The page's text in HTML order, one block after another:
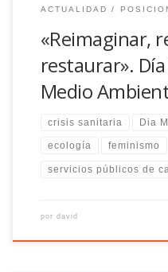
ACTUALIDAD
«Reimaginar,
restaurar».
Medio
crisis sanitaria Dia
ecología feminismo
servicios públicos de
por david